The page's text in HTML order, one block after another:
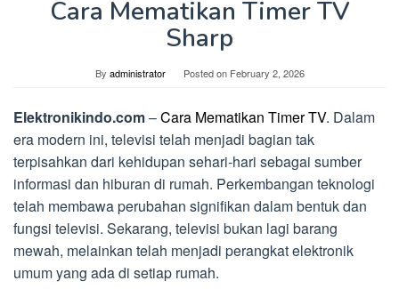
Cara Mematikan Timer TV
Sharp
By administrator Posted on February 2, 2026
Elektronikindo.com–Cara Mematikan Timer TV. Dalam
era modern ini, televisi telah menjadi bagian tak
terpisahkan dari kehidupan sehari-hari sebagai sumber
informasi dan hiburan di rumah. Perkembangan teknologi
telah membawa perubahan signifikan dalam bentuk dan
fungsi televisi. Sekarang, televisi bukan lagi barang
mewah, melainkan telah menjadi perangkat elektronik
umum yang ada di setiap rumah.